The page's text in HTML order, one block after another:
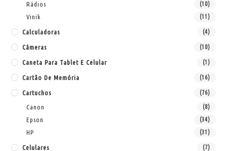
Rádios (10)
Vinik (11)
Calculadoras (4)
Câmeras (10)
Caneta Para Tablet E Celular (1)
Cartão De Memória (16)
Cartuchos (76)
Canon (8)
Epson (34)
HP (31)
Celulares (7)